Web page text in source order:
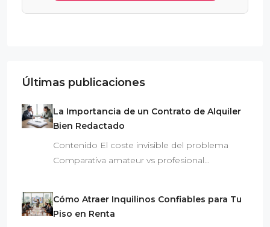
Últimas publicaciones
La Importancia de un Contrato de Alquiler
Bien Redactado
Contenido El coste invisible del problema
Comparativa amateur vs profesional…
Cómo Atraer Inquilinos Confiables para Tu
Piso en Renta